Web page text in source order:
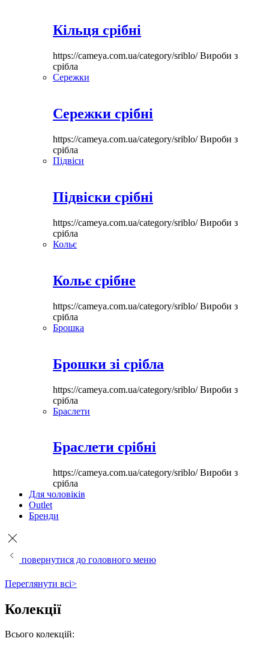
Кільця срібні
https://cameya.com.ua/category/sriblo/Вироби з
срібла
Сережки
Сережки срібні
https://cameya.com.ua/category/sriblo/Вироби з
срібла
Підвіси
Підвіски срібні
https://cameya.com.ua/category/sriblo/Вироби з
срібла
Кольє
Кольє срібне
https://cameya.com.ua/category/sriblo/Вироби з
срібла
Брошка
Брошки зі срібла
https://cameya.com.ua/category/sriblo/Вироби з
срібла
Браслети
Браслети срібні
https://cameya.com.ua/category/sriblo/Вироби з
срібла
Для чоловіків
Outlet
Бренди
повернутися до головного меню
Переглянути всі>
Колекції
Всього колекцій: